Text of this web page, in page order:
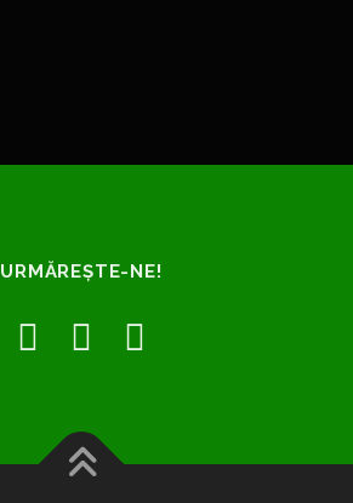
URMĂREȘTE-NE!